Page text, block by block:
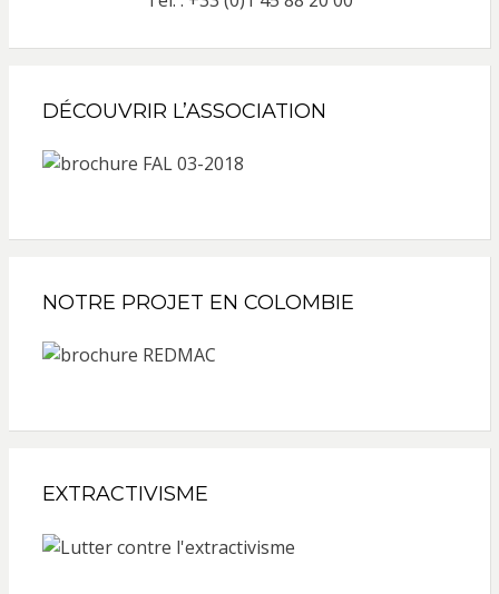
DÉCOUVRIR L’ASSOCIATION
NOTRE PROJET EN COLOMBIE
EXTRACTIVISME